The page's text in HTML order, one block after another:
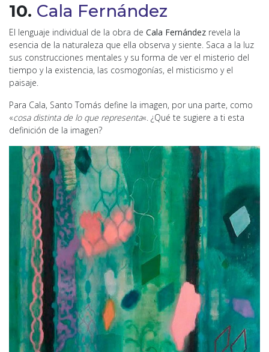
10. Cala Fernández
El lenguaje individual de la obra de Cala Fernández revela la
esencia de la naturaleza que ella observa y siente. Saca a la luz
sus construcciones mentales y su forma de ver el misterio del
tiempo y la existencia, las cosmogonías, el misticismo y el
paisaje.
Para Cala, Santo Tomás define la imagen, por una parte, como
«cosa distinta de lo que representa«. ¿Qué te sugiere a ti esta
definición de la imagen?